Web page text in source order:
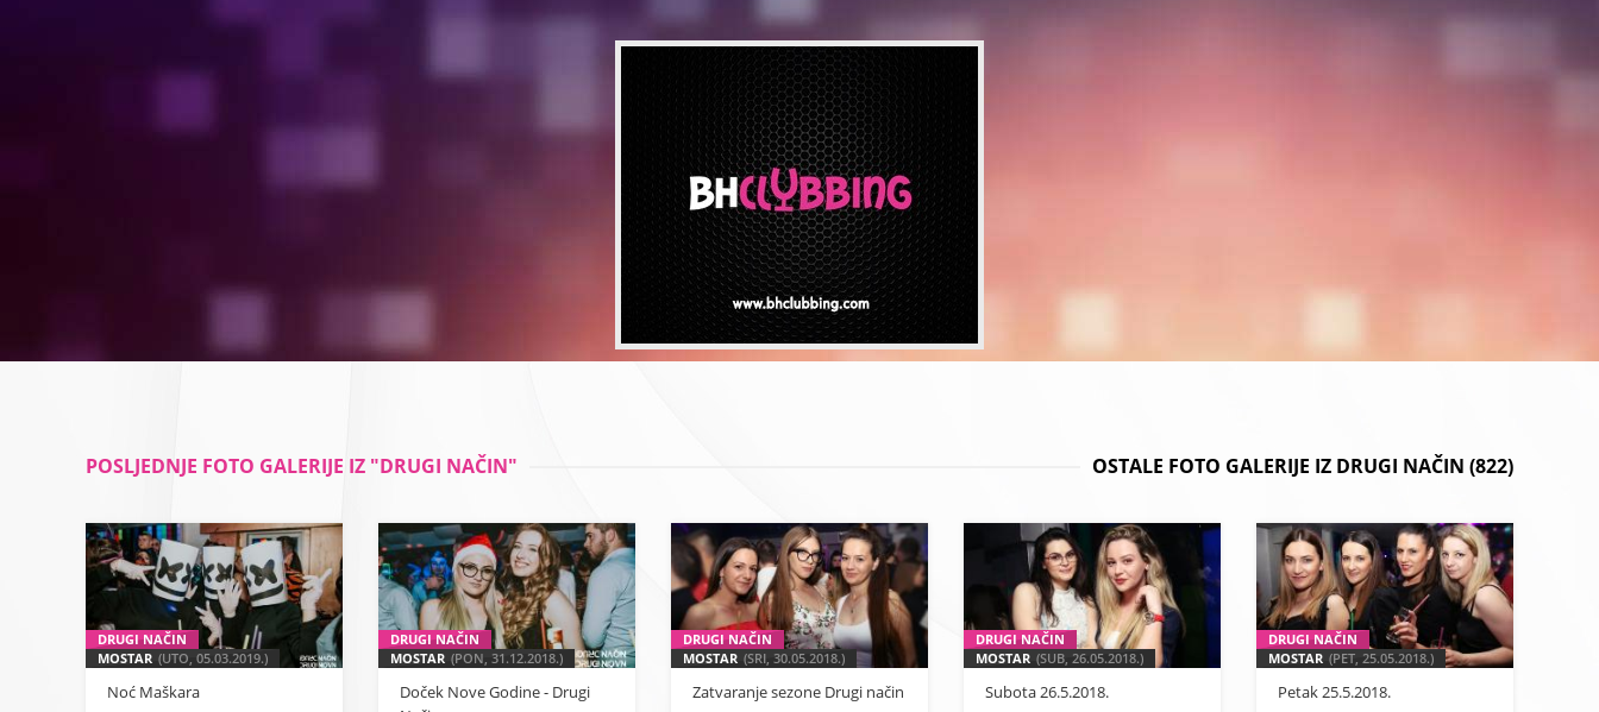
POSLJEDNJE FOTO GALERIJE IZ "DRUGI NAČIN" OSTALE FOTO GALERIJE IZ DRUGI NAČIN (822)
DRUGI NAČIN
MOSTAR (UTO, 05.03.2019.)
Noć Maškara
DRUGI NAČIN
MOSTAR (PON, 31.12.2018.)
Doček Nove Godine - Drugi
DRUGI NAČIN
MOSTAR (SRI, 30.05.2018.)
Zatvaranje sezone Drugi način
DRUGI NAČIN
MOSTAR (SUB, 26.05.2018.)
Subota 26.5.2018.
DRUGI NAČIN
MOSTAR (PET, 25.05.2018.)
Petak 25.5.2018.